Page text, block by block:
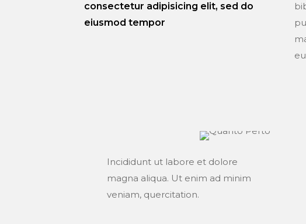
consectetur adipisicing elit, sed do
eiusmod tempor
Incididunt ut labore et dolore
magna aliqua. Ut enim ad minim
veniam, quercitation.